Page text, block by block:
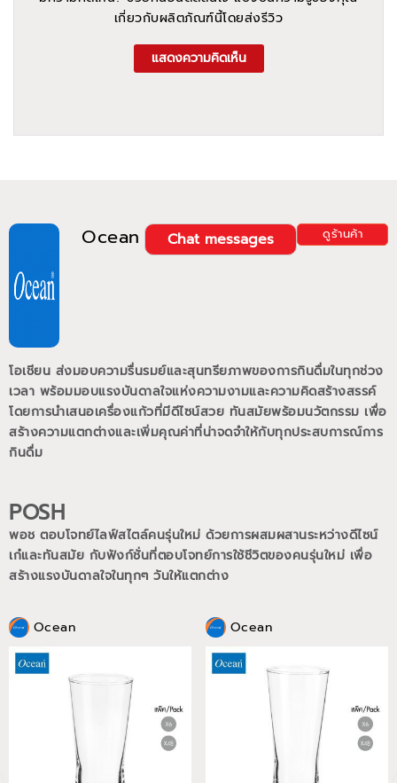
Ocean ดูร้านค้า
Chat messages
โอเชียน ส่งมอบความรื่นรมย์และสุนทรียภาพของการกินดื่มในทุกช่วง
เวลา พร้อมมอบแรงบันดาลใจแห่งความงามและความคิดสร้างสรรค์
โดยการนำเสนอเครื่องแก้วที่มีดีไซน์สวย ทันสมัยพร้อมนวัตกรรม เพื่อ
สร้างความแตกต่างและเพิ่มคุณค่าที่น่าจดจำให้กับทุกประสบการณ์การ
กินดื่ม
POSH
พอช ตอบโจทย์ไลฟ์สไตล์คนรุ่นใหม่ ด้วยการผสมผสานระหว่างดีไซน์
เก๋และทันสมัย กับฟังก์ชั่นที่ตอบโจทย์การใช้ชีวิตของคนรุ่นใหม่ เพื่อ
สร้างแรงบันดาลใจในทุกๆ วันให้แตกต่าง
Ocean Ocean
เกี่ยวกับผลิตภัณฑ์นี้โดยส่งรีวิว
แสดงความคิดเห็น